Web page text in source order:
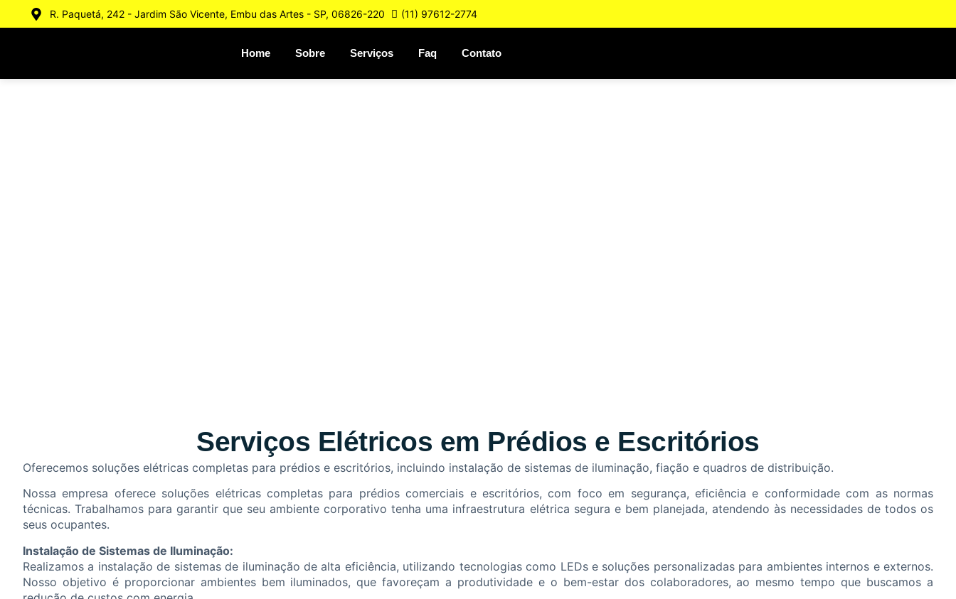
R. Paquetá, 242 - Jardim São Vicente, Embu das Artes - SP, 06826-220 (11) 97612-2774
Home Sobre Serviços Faq Contato
Serviços Elétricos em Prédios e Escritórios
Oferecemos soluções elétricas completas para prédios e escritórios, incluindo instalação de sistemas de iluminação, fiação e quadros de distribuição.
Nossa empresa oferece soluções elétricas completas para prédios comerciais e escritórios, com foco em segurança, eficiência e conformidade com as normas
técnicas. Trabalhamos para garantir que seu ambiente corporativo tenha uma infraestrutura elétrica segura e bem planejada, atendendo às necessidades de todos os
seus ocupantes.
Instalação de Sistemas de Iluminação:
Realizamos a instalação de sistemas de iluminação de alta eficiência, utilizando tecnologias como LEDs e soluções personalizadas para ambientes internos e externos.
Nosso objetivo é proporcionar ambientes bem iluminados, que favoreçam a produtividade e o bem-estar dos colaboradores, ao mesmo tempo que buscamos a